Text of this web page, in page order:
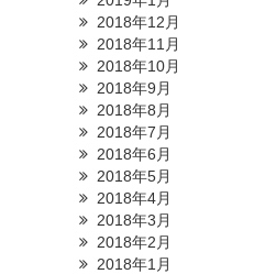
2018年12月
2018年11月
2018年10月
2018年9月
2018年8月
2018年7月
2018年6月
2018年5月
2018年4月
2018年3月
2018年2月
2018年1月